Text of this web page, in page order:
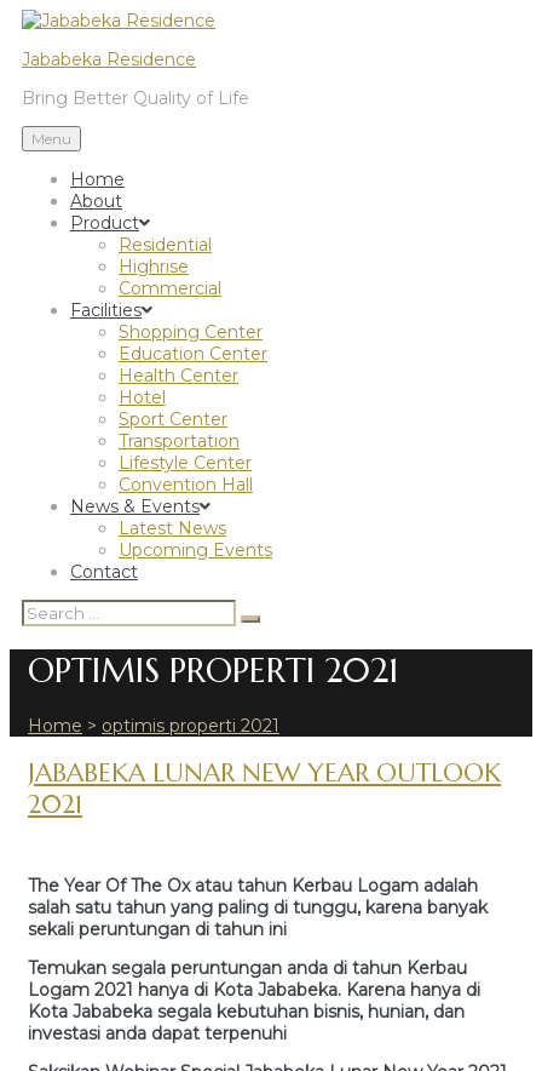
Jababeka Residence
Bring Better Quality of Life
Menu
Home
About
Product
Residential
Highrise
Commercial
Facilities
Shopping Center
Education Center
Health Center
Hotel
Sport Center
Transportation
Lifestyle Center
Convention Hall
News & Events
Latest News
Upcoming Events
Contact
Search
for:
Search
OPTIMIS PROPERTI 2021
Home > optimis properti 2021
TAG:
OPTIMIS
2021
JABABEKA LUNAR NEW YEAR OUTLOOK
2021
The Year Of The Ox atau tahun Kerbau Logam adalah
salah satu tahun yang paling di tunggu, karena banyak
sekali peruntungan di tahun ini
Temukan segala peruntungan anda di tahun Kerbau
Logam 2021 hanya di Kota Jababeka. Karena hanya di
Kota Jababeka segala kebutuhan bisnis, hunian, dan
investasi anda dapat terpenuhi